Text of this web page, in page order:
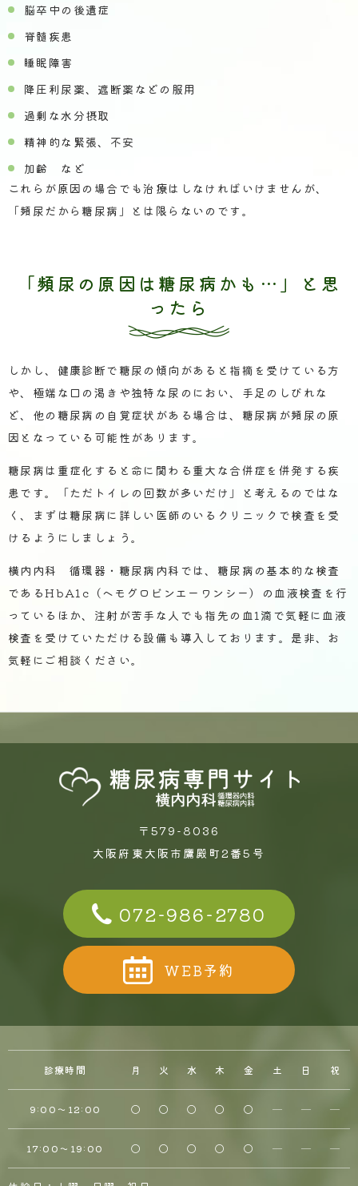
脳卒中の後遺症
脊髄疾患
睡眠障害
降圧利尿薬、遮断薬などの服用
過剰な水分摂取
精神的な緊張、不安
加齢 など
これらが原因の場合でも治療はしなければいけませんが、
「頻尿だから糖尿病」とは限らないのです。
「頻尿の原因は糖尿病かも…」と思
ったら
しかし、健康診断で糖尿の傾向があると指摘を受けている方
や、極端な口の渇きや独特な尿のにおい、手足のしびれな
ど、他の糖尿病の自覚症状がある場合は、糖尿病が頻尿の原
因となっている可能性があります。
糖尿病は重症化すると命に関わる重大な合併症を併発する疾
患です。「ただトイレの回数が多いだけ」と考えるのではな
く、まずは糖尿病に詳しい医師のいるクリニックで検査を受
けるようにしましょう。
横内内科 循環器・糖尿病内科では、糖尿病の基本的な検査
であるHbA1c（ヘモグロビンエーワンシー）の血液検査を行
っているほか、注射が苦手な人でも指先の血1滴で気軽に血液
検査を受けていただける設備も導入しております。是非、お
気軽にご相談ください。
〒579-8036
大阪府東大阪市鷹殿町2番5号
072-986-2780
WEB予約
診療時間 月 火 水 木 金 土 日 祝
9:00～12:00 〇 〇 〇 〇 〇 ─ ─ ─
17:00〜19:00 〇 〇 〇 〇 〇 ─ ─ ─